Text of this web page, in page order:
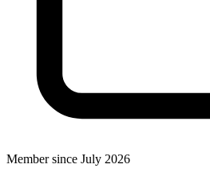
Member since July 2026